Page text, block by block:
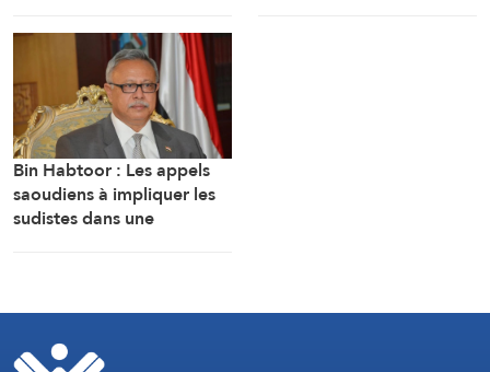
industries militaires russes.
Bin Habtoor : Les appels
saoudiens à impliquer les
sudistes dans une